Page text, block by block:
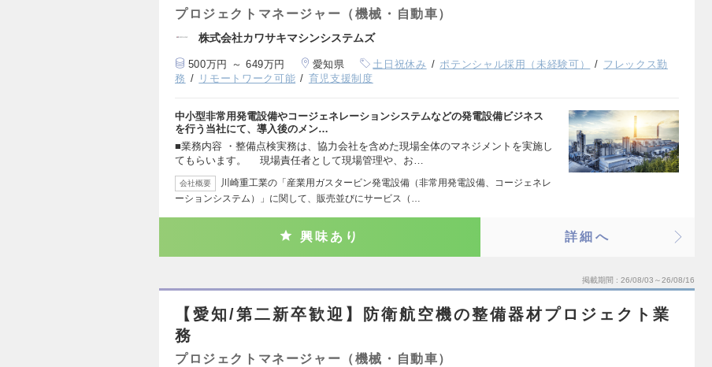
プロジェクトマネージャー（機械・自動車）
株式会社カワサキマシンシステムズ
500万円 ～ 649万円 愛知県 土日祝休み ポテンシャル採用（未経験可）
フレックス勤
務
リモートワーク可能 育児支援制度
中小型非常用発電設備やコージェネレーションシステムなどの発電設備ビジネス
を行う当社にて、導入後のメン…
■業務内容 ・整備点検実務は、協力会社を含めた現場全体のマネジメントを実施し
てもらいます。 現場責任者として現場管理や、お…
会社概要
川崎重工業の「産業用ガスタービン発電設備（非常用発電設備、コージェネレ
ーションシステム）」に関して、販売並びにサービス（…
興味あり 詳細へ
掲載期間 26/08/03～26/08/16
【愛知/第二新卒歓迎】防衛航空機の整備器材プロジェクト業
務
プロジェクトマネージャー（機械・自動車）